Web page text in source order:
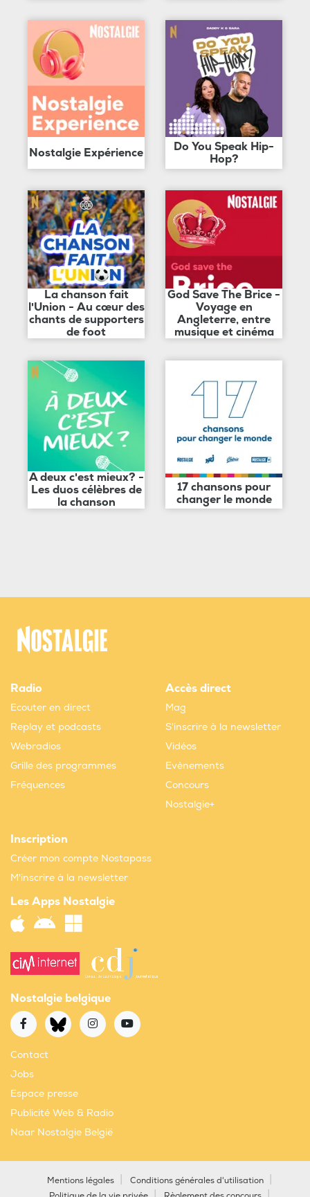
Nostalgie Expérience
Do You Speak Hip-
Hop?
La chanson fait
l'Union - Au cœur des
chants de supporters
de foot
God Save The Brice -
Voyage en
Angleterre, entre
musique et cinéma
A deux c'est mieux? -
Les duos célèbres de
la chanson
17 chansons pour
changer le monde
Radio
Ecouter en direct
Replay et podcasts
Webradios
Grille des programmes
Fréquences
Accès direct
Mag
S'inscrire à la newsletter
Vidéos
Evènements
Concours
Nostalgie+
Inscription
Créer mon compte Nostapass
M'inscrire à la newsletter
Les Apps Nostalgie
Nostalgie belgique
Contact
Jobs
Espace presse
Publicité Web & Radio
Naar Nostalgie België
Mentions légales
Conditions générales d'utilisation